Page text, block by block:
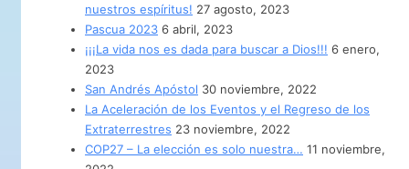
nuestros espíritus! 27 agosto, 2023
Pascua 2023 6 abril, 2023
¡¡¡La vida nos es dada para buscar a Dios!!! 6 enero,
2023
San Andrés Apóstol 30 noviembre, 2022
La Aceleración de los Eventos y el Regreso de los
Extraterrestres 23 noviembre, 2022
COP27 – La elección es solo nuestra… 11 noviembre,